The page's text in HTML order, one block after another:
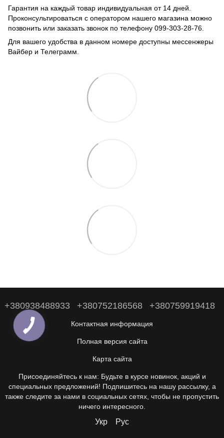
Гарантия на каждый товар индивидуальная от 14 дней.
Проконсультироваться с оператором нашего магазина можно
позвонить или заказать звонок по телефону 099-303-28-76.
Для вашего удобства в данном номере доступны мессенжеры
Вайбер и Телеграмм.
+380938488933 +380752186568 +380759919418
Контактная информация
Полная версия сайта
Карта сайта
Присоединяйтесь к нам: Будьте в курсе новинок, акций и
специальных предложений! Подпишитесь на нашу рассылку, а
также следите за нами в социальных сетях, чтобы не пропустить
ничего интересного.
Укр Рус